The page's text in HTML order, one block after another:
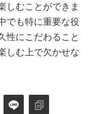
しむことができま
でも特に重要な役
性にこだわること
しむ上で欠かせな